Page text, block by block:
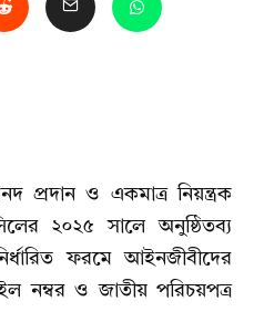
প্রদান ও একমাত্র নিয়ন্ত্রক
২০২৫ সালে অনুষ্ঠিতব্য
ফরমে আইনজীবীদের
নম্বর ও জাতীয় পরিচয়পত্র